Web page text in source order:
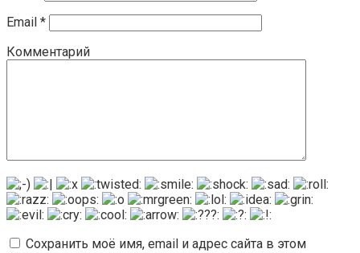
Email *
Комментарий
Сохранить моё имя, email и адрес сайта в этом